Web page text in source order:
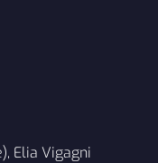
Elia Vigagni